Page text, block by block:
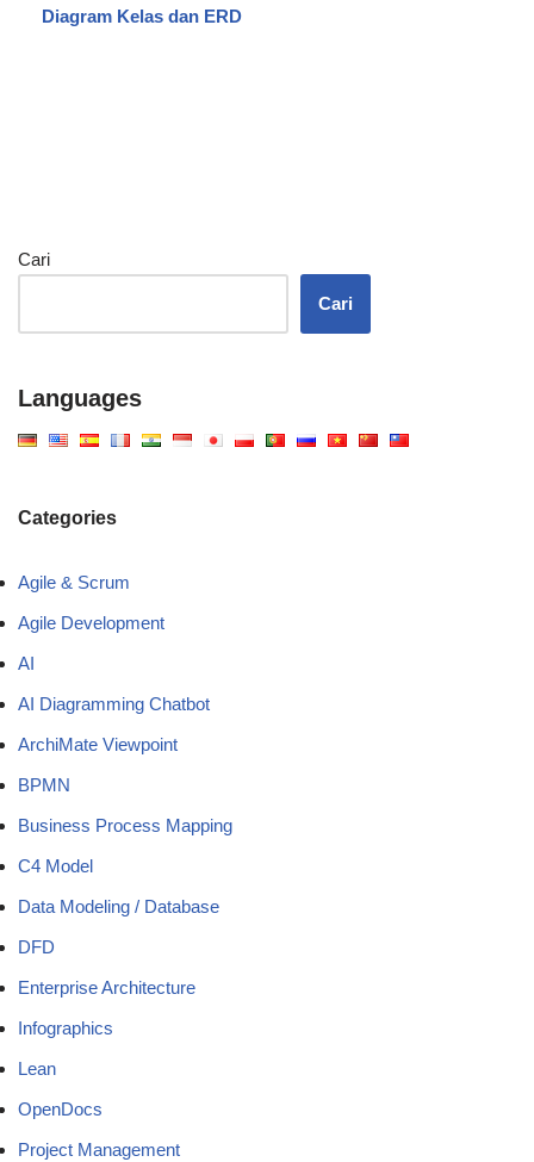
Diagram Kelas dan ERD
Cari
Cari
Languages
Categories
Agile & Scrum
Agile Development
AI
AI Diagramming Chatbot
ArchiMate Viewpoint
BPMN
Business Process Mapping
C4 Model
Data Modeling / Database
DFD
Enterprise Architecture
Infographics
Lean
OpenDocs
Project Management